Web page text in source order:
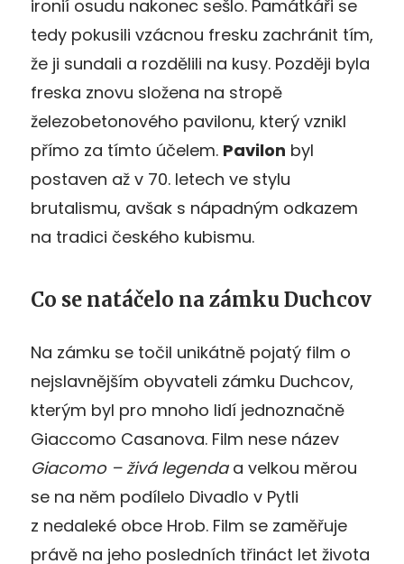
ironií osudu nakonec sešlo. Památkáři se
tedy pokusili vzácnou fresku zachránit tím,
že ji sundali a rozdělili na kusy. Později byla
freska znovu složena na stropě
železobetonového pavilonu, který vznikl
přímo za tímto účelem. Pavilon byl
postaven až v 70. letech ve stylu
brutalismu, avšak s nápadným odkazem
na tradici českého kubismu.
Co se natáčelo na zámku Duchcov
Na zámku se točil unikátně pojatý film o
nejslavnějším obyvateli zámku Duchcov,
kterým byl pro mnoho lidí jednoznačně
Giaccomo Casanova. Film nese název
Giacomo – živá legendaa velkou měrou
se na něm podílelo Divadlo v Pytli
z nedaleké obce Hrob. Film se zaměřuje
právě na jeho posledních třináct let života